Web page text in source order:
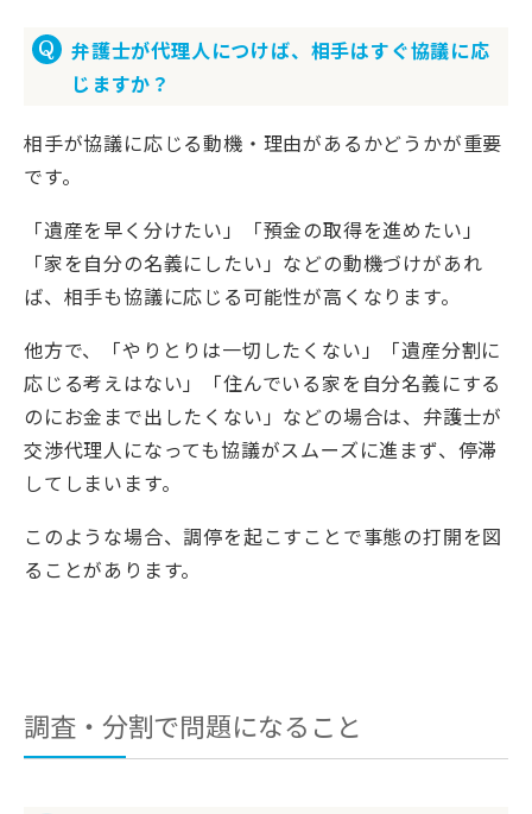
弁護士が代理人につけば、相手はすぐ協議に応
じますか？
相手が協議に応じる動機・理由があるかどうかが重要
です。
「遺産を早く分けたい」「預金の取得を進めたい」
「家を自分の名義にしたい」などの動機づけがあれ
ば、相手も協議に応じる可能性が高くなります。
他方で、「やりとりは一切したくない」「遺産分割に
応じる考えはない」「住んでいる家を自分名義にする
のにお金まで出したくない」などの場合は、弁護士が
交渉代理人になっても協議がスムーズに進まず、停滞
してしまいます。
このような場合、調停を起こすことで事態の打開を図
ることがあります。
調査・分割で問題になること